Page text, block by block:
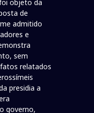
objeto da
de
admitido
e
sem
relatados
presidia a
governo,